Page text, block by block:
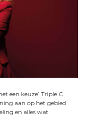
een keuze’ Triple C
aan op het gebied
en alles wat